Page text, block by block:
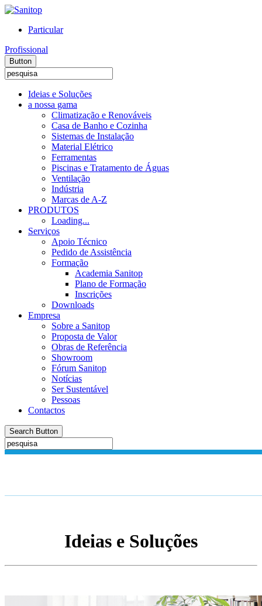
Particular
Profissional
Button
Ideias e Soluções
a nossa gama
Climatização e Renováveis
Casa de Banho e Cozinha
Sistemas de Instalação
Material Elétrico
Ferramentas
Piscinas e Tratamento de Águas
Ventilação
Indústria
Marcas de A-Z
PRODUTOS
Loading...
Serviços
Apoio Técnico
Pedido de Assistência
Formação
Academia Sanitop
Plano de Formação
Inscrições
Downloads
Empresa
Sobre a Sanitop
Proposta de Valor
Obras de Referência
Showroom
Fórum Sanitop
Notícias
Ser Sustentável
Pessoas
Contactos
Search Button
Ideias e Soluções